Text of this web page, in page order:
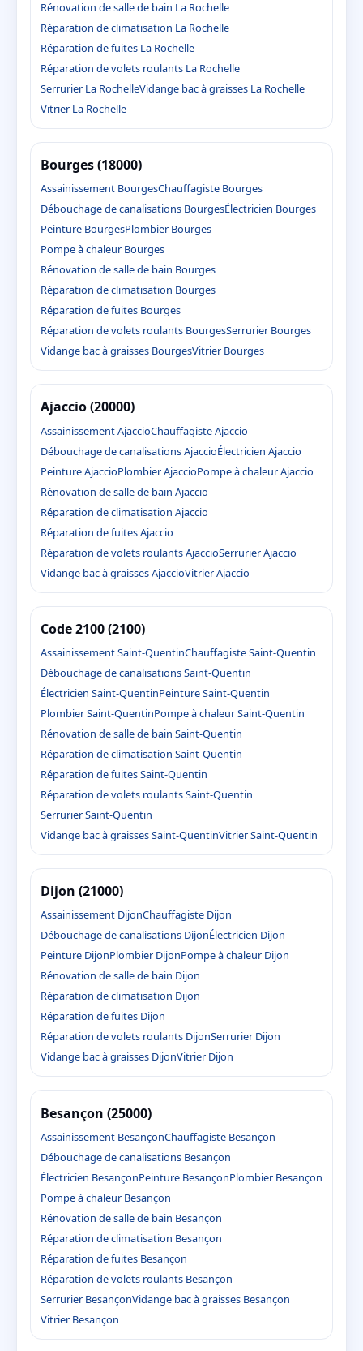
Rénovation de salle de bain La Rochelle
Réparation de climatisation La Rochelle
Réparation de fuites La Rochelle
Réparation de volets roulants La Rochelle
Serrurier La RochelleVidange bac à graisses La Rochelle
Vitrier La Rochelle
Bourges (18000)
Assainissement BourgesChauffagiste Bourges
Débouchage de canalisations BourgesÉlectricien Bourges
Peinture BourgesPlombier Bourges
Pompe à chaleur Bourges
Rénovation de salle de bain Bourges
Réparation de climatisation Bourges
Réparation de fuites Bourges
Réparation de volets roulants BourgesSerrurier Bourges
Vidange bac à graisses BourgesVitrier Bourges
Ajaccio (20000)
Assainissement AjaccioChauffagiste Ajaccio
Débouchage de canalisations AjaccioÉlectricien Ajaccio
Peinture AjaccioPlombier AjaccioPompe à chaleur Ajaccio
Rénovation de salle de bain Ajaccio
Réparation de climatisation Ajaccio
Réparation de fuites Ajaccio
Réparation de volets roulants AjaccioSerrurier Ajaccio
Vidange bac à graisses AjaccioVitrier Ajaccio
Code 2100 (2100)
Assainissement Saint-QuentinChauffagiste Saint-Quentin
Débouchage de canalisations Saint-Quentin
Électricien Saint-QuentinPeinture Saint-Quentin
Plombier Saint-QuentinPompe à chaleur Saint-Quentin
Rénovation de salle de bain Saint-Quentin
Réparation de climatisation Saint-Quentin
Réparation de fuites Saint-Quentin
Réparation de volets roulants Saint-Quentin
Serrurier Saint-Quentin
Vidange bac à graisses Saint-QuentinVitrier Saint-Quentin
Dijon (21000)
Assainissement DijonChauffagiste Dijon
Débouchage de canalisations DijonÉlectricien Dijon
Peinture DijonPlombier DijonPompe à chaleur Dijon
Rénovation de salle de bain Dijon
Réparation de climatisation Dijon
Réparation de fuites Dijon
Réparation de volets roulants DijonSerrurier Dijon
Vidange bac à graisses DijonVitrier Dijon
Besançon (25000)
Assainissement BesançonChauffagiste Besançon
Débouchage de canalisations Besançon
Électricien BesançonPeinture BesançonPlombier Besançon
Pompe à chaleur Besançon
Rénovation de salle de bain Besançon
Réparation de climatisation Besançon
Réparation de fuites Besançon
Réparation de volets roulants Besançon
Serrurier BesançonVidange bac à graisses Besançon
Vitrier Besançon